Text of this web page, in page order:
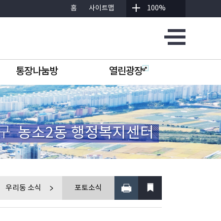
홈 사이트맵 100%
통장나눔방 열린광장
농소2동 행정복지센터
우리동 소식 포토소식